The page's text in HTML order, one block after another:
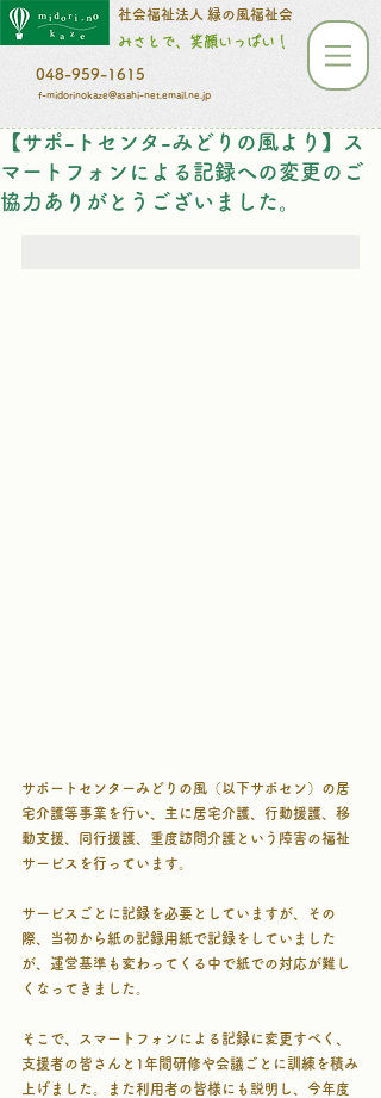
​​​​​社会福祉法人 緑の風福祉会
みさとで、笑顔いっぱい！
048-959-1615
f-midorinokaze@asahi-net.email.ne.jp
【サポ-トセンタ-みどりの風より】ス
マートフォンによる記録への変更のご
協力ありがとうございました。
サポートセンターみどりの風（以下サポセン）の居
宅介護等事業を行い、主に居宅介護、行動援護、移
動支援、同行援護、重度訪問介護という障害の福祉
サービスを行っています。
サービスごとに記録を必要としていますが、その
際、当初から紙の記録用紙で記録をしていました
が、運営基準も変わってくる中で紙での対応が難し
くなってきました。
そこで、スマートフォンによる記録に変更すべく、
支援者の皆さんと1年間研修や会議ごとに訓練を積み
上げました。また利用者の皆様にも説明し、今年度